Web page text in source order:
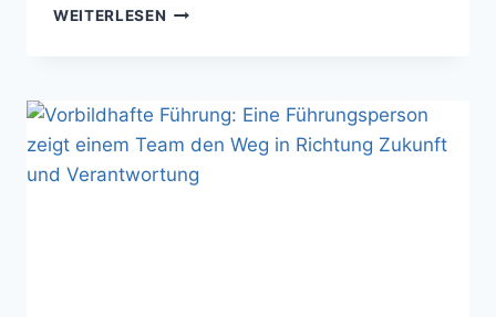
WEITERLESEN WIR
NENNEN
ES
PRODUKTIVITÄT